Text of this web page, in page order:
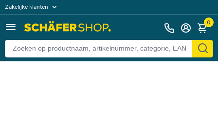
Zakelijke klanten
Particuliere klanten 0
Terug